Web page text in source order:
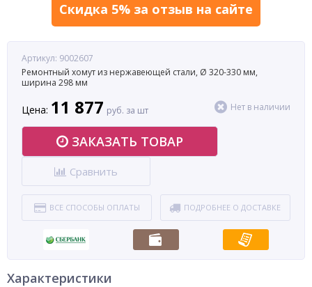
Скидка 5% за отзыв на сайте
Артикул: 9002607
Ремонтный хомут из нержавеющей стали, Ø 320-330 мм,
ширина 298 мм
Цена: 11 877 руб. за шт Нет в наличии
ЗАКАЗАТЬ ТОВАР
Сравнить
ВСЕ СПОСОБЫ ОПЛАТЫ ПОДРОБНЕЕ О ДОСТАВКЕ
Характеристики